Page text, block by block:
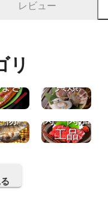
レビュー
リ
ぎ 貝類
物
肉・肉加
工品